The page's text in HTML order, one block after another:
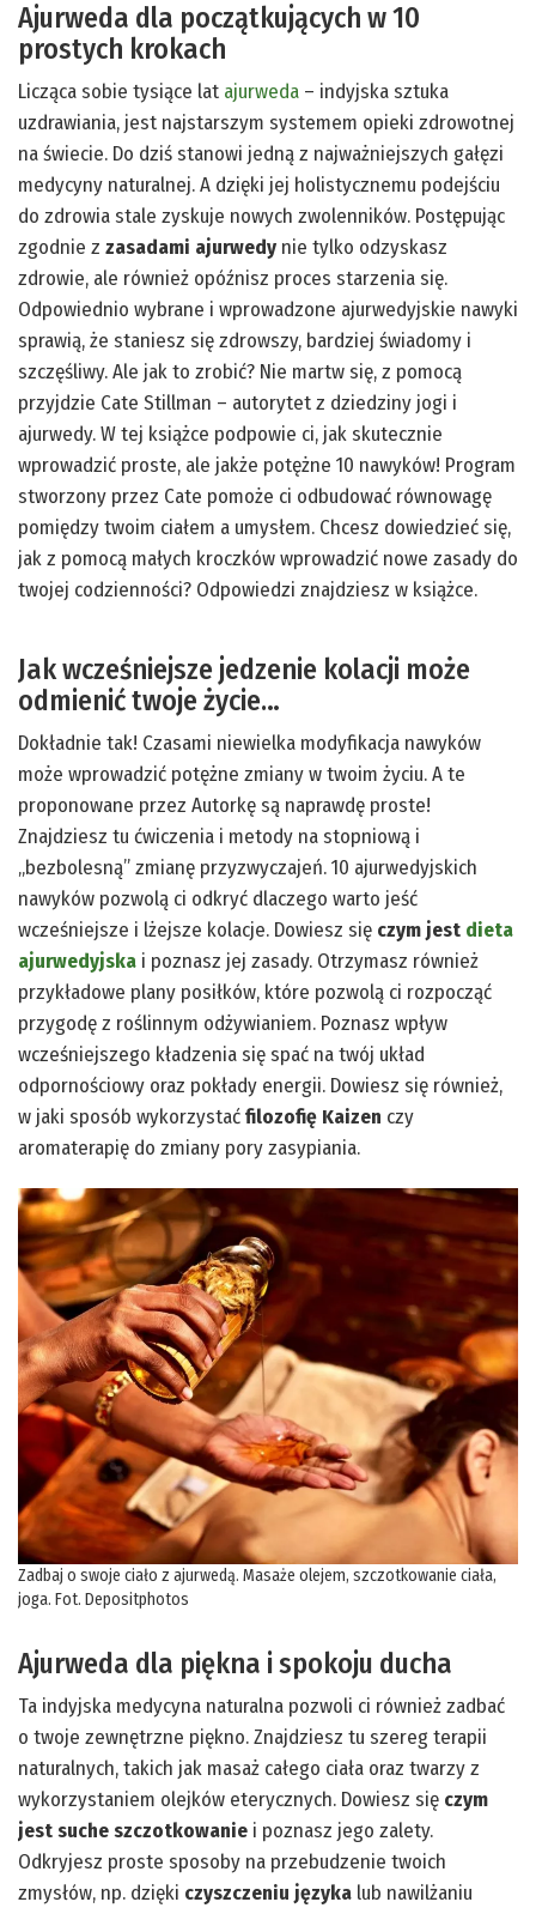
Ajurweda dla początkujących w 10
prostych krokach
Licząca sobie tysiące lat ajurweda – indyjska sztuka
uzdrawiania, jest najstarszym systemem opieki zdrowotnej
na świecie. Do dziś stanowi jedną z najważniejszych gałęzi
medycyny naturalnej. A dzięki jej holistycznemu podejściu
do zdrowia stale zyskuje nowych zwolenników. Postępując
zgodnie z zasadami ajurwedy nie tylko odzyskasz
zdrowie, ale również opóźnisz proces starzenia się.
Odpowiednio wybrane i wprowadzone ajurwedyjskie nawyki
sprawią, że staniesz się zdrowszy, bardziej świadomy i
szczęśliwy. Ale jak to zrobić? Nie martw się, z pomocą
przyjdzie Cate Stillman – autorytet z dziedziny jogi i
ajurwedy. W tej książce podpowie ci, jak skutecznie
wprowadzić proste, ale jakże potężne 10 nawyków! Program
stworzony przez Cate pomoże ci odbudować równowagę
pomiędzy twoim ciałem a umysłem. Chcesz dowiedzieć się,
jak z pomocą małych kroczków wprowadzić nowe zasady do
twojej codzienności? Odpowiedzi znajdziesz w książce.
Jak wcześniejsze jedzenie kolacji może
odmienić twoje życie…
Dokładnie tak! Czasami niewielka modyfikacja nawyków
może wprowadzić potężne zmiany w twoim życiu. A te
proponowane przez Autorkę są naprawdę proste!
Znajdziesz tu ćwiczenia i metody na stopniową i
„bezbolesną” zmianę przyzwyczajeń. 10 ajurwedyjskich
nawyków pozwolą ci odkryć dlaczego warto jeść
wcześniejsze i lżejsze kolacje. Dowiesz się czym jest dieta
ajurwedyjska i poznasz jej zasady. Otrzymasz również
przykładowe plany posiłków, które pozwolą ci rozpocząć
przygodę z roślinnym odżywianiem. Poznasz wpływ
wcześniejszego kładzenia się spać na twój układ
odpornościowy oraz pokłady energii. Dowiesz się również,
w jaki sposób wykorzystaćfilozofię Kaizen czy
aromaterapię do zmiany pory zasypiania.
Zadbaj o swoje ciało z ajurwedą. Masaże olejem, szczotkowanie ciała,
joga. Fot. Depositphotos
Ajurweda dla piękna i spokoju ducha
Ta indyjska medycyna naturalna pozwoli ci również zadbać
o twoje zewnętrzne piękno. Znajdziesz tu szereg terapii
naturalnych, takich jak masaż całego ciała oraz twarzy z
wykorzystaniem olejków eterycznych. Dowiesz się czym
jest suche szczotkowanie i poznasz jego zalety.
Odkryjesz proste sposoby na przebudzenie twoich
zmysłów, np. dzięki czyszczeniu języka lub nawilżaniu